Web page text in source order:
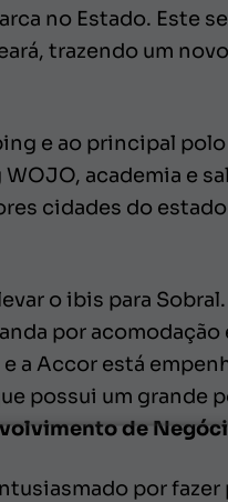
no Estado. Este
trazendo um
e ao principal
academia e
cidades do
o ibis para
por acomodação
a Accor está
possui um grande
de
por fazer